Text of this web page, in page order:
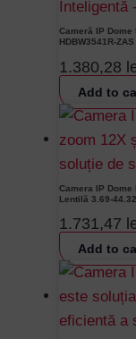
Cameră IP Dome
HDBW3541R-ZAS
1.380,28
Add to
Camera IP Dome
Lentilă 3.69-
1.731,47
Add to